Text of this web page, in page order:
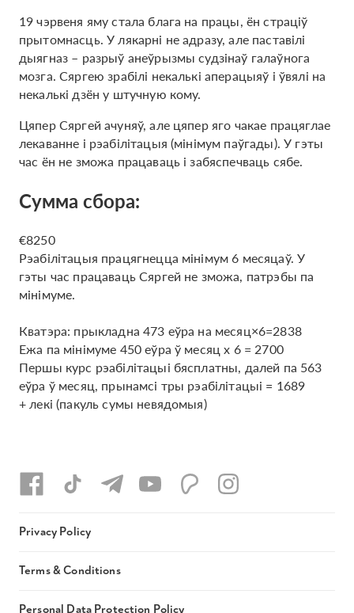
19 чэрвеня яму стала блага на працы, ён страціў
прытомнасць. У лякарні не адразу, але паставілі
дыягназ – разрыў анеўрызмы судзінаў галаўнога
мозга. Сяргею зрабілі некалькі аперацыяў і ўвялі на
некалькі дзён у штучную кому.
Цяпер Сяргей ачуняў, але цяпер яго чакае працяглае
лекаванне і рэабілітацыя (мінімум паўгады). У гэты
час ён не зможа працаваць і забяспечваць сябе.
Сумма сбора:
€8250
Рэабілітацыя працягнецца мінімум 6 месяцаў. У
гэты час працаваць Сяргей не зможа, патрэбы па
мінімуме.
Кватэра: прыкладна 473 еўра на месяц×6=2838
Ежа па мінімуме 450 еўра ў месяц х 6 = 2700
Першы курс рэабілітацыі бясплатны, далей па 563
еўра ў месяц, прынамсі тры рэабілітацыі = 1689
+ лекі (пакуль сумы невядомыя)
Privacy Policy
Terms & Conditions
Personal Data Protection Policy